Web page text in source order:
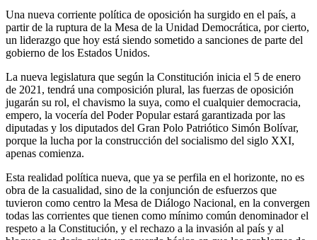
Una nueva corriente política de oposición ha surgido en el país, a
partir de la ruptura de la Mesa de la Unidad Democrática, por cierto,
un liderazgo que hoy está siendo sometido a sanciones de parte del
gobierno de los Estados Unidos.
La nueva legislatura que según la Constitución inicia el 5 de enero
de 2021, tendrá una composición plural, las fuerzas de oposición
jugarán su rol, el chavismo la suya, como el cualquier democracia,
empero, la vocería del Poder Popular estará garantizada por las
diputadas y los diputados del Gran Polo Patriótico Simón Bolívar,
porque la lucha por la construcción del socialismo del siglo XXI,
apenas comienza.
Esta realidad política nueva, que ya se perfila en el horizonte, no es
obra de la casualidad, sino de la conjunción de esfuerzos que
tuvieron como centro la Mesa de Diálogo Nacional, en la convergen
todas las corrientes que tienen como mínimo común denominador el
respeto a la Constitución, y el rechazo a la invasión al país y al